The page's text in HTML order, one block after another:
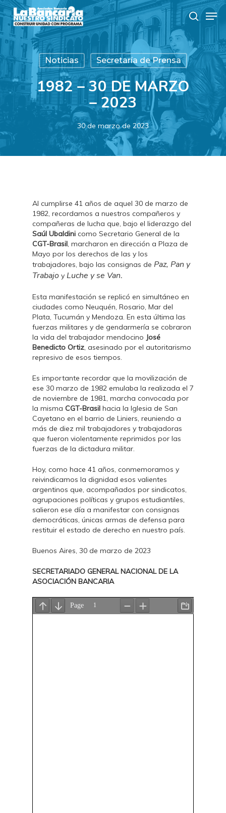
Skip
to
main
content
search
Noticias Secretaría de Prensa
1982 – 30 DE MARZO
– 2023
30 de marzo de 2023
Al cumplirse 41 años de aquel 30 de marzo de
1982, recordamos a nuestros compañeros y
compañeras de lucha que, bajo el liderazgo del
Saúl Ubaldini como Secretario General de la
CGT-Brasil, marcharon en dirección a Plaza de
Mayo por los derechos de las y los
trabajadores, bajo las consignas de Paz, Pan y
Trabajo y Luche y se Van.
Esta manifestación se replicó en simultáneo en
ciudades como Neuquén, Rosario, Mar del
Plata, Tucumán y Mendoza. En esta última las
fuerzas militares y de gendarmería se cobraron
la vida del trabajador mendocino José
Benedicto Ortiz, asesinado por el autoritarismo
represivo de esos tiempos.
Es importante recordar que la movilización de
ese 30 marzo de 1982 emulaba la realizada el 7
de noviembre de 1981, marcha convocada por
la misma CGT-Brasil hacia la Iglesia de San
Cayetano en el barrio de Liniers, reuniendo a
más de diez mil trabajadores y trabajadoras
que fueron violentamente reprimidos por las
fuerzas de la dictadura militar.
Hoy, como hace 41 años, conmemoramos y
reivindicamos la dignidad esos valientes
argentinos que, acompañados por sindicatos,
agrupaciones políticas y grupos estudiantiles,
salieron ese día a manifestar con consignas
democráticas, únicas armas de defensa para
restituir el estado de derecho en nuestro país.
Buenos Aires, 30 de marzo de 2023
SECRETARIADO GENERAL NACIONAL DE LA
ASOCIACIÓN BANCARIA